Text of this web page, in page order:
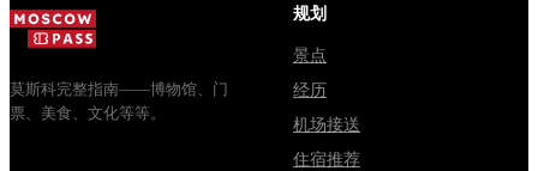
через
Владими...
莫斯科完整指南——博物馆、门
票、美食、文化等等。
规划
景点
经历
机场接送
住宿推荐